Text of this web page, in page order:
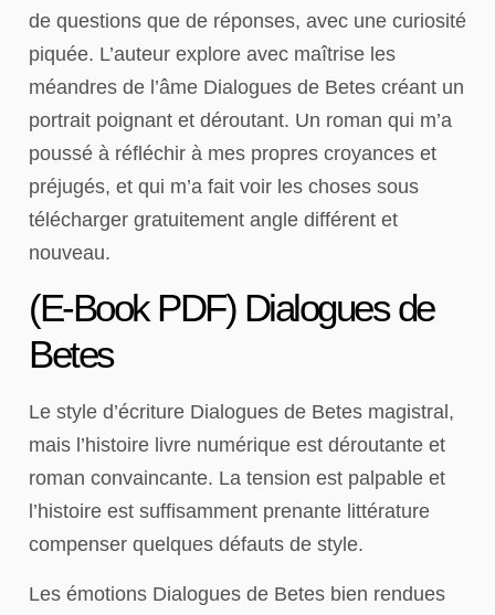
de questions que de réponses, avec une curiosité
piquée. L’auteur explore avec maîtrise les
méandres de l’âme Dialogues de Betes créant un
portrait poignant et déroutant. Un roman qui m’a
poussé à réfléchir à mes propres croyances et
préjugés, et qui m’a fait voir les choses sous
télécharger gratuitement angle différent et
nouveau.
(E-Book PDF) Dialogues de
Betes
Le style d’écriture Dialogues de Betes magistral,
mais l’histoire livre numérique est déroutante et
roman convaincante. La tension est palpable et
l’histoire est suffisamment prenante littérature
compenser quelques défauts de style.
Les émotions Dialogues de Betes bien rendues